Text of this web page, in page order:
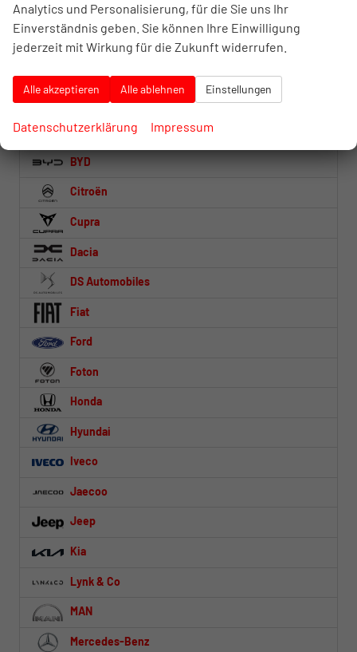
Abarth
Alfa Romeo
Baw
BMW
BYD
Citroën
Cupra
Dacia
DS Automobiles
Fiat
Ford
Foton
Honda
Hyundai
Iveco
Jaecoo
Jeep
Kia
Lynk & Co
MAN
Mercedes-Benz
Analytics und Personalisierung, für die Sie uns Ihr
Einverständnis geben. Sie können Ihre Einwilligung
jederzeit mit Wirkung für die Zukunft widerrufen.
Alle akzeptieren Alle ablehnen Einstellungen
Datenschutzerklärung Impressum